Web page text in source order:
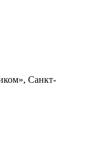
Санкт-